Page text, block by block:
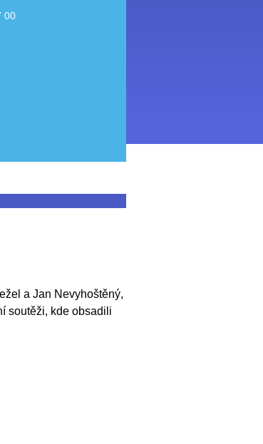
00
a Jan Nevyhoštěný,
soutěži, kde obsadili